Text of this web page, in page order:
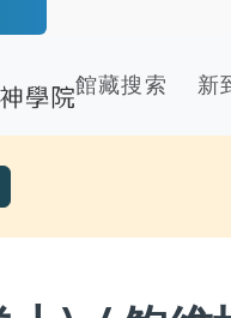
館藏搜索 新